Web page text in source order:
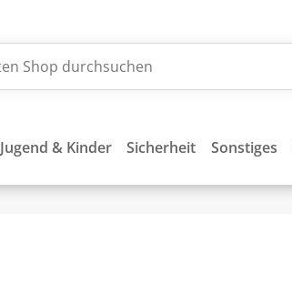
Jugend & Kinder Sicherheit Sonstiges